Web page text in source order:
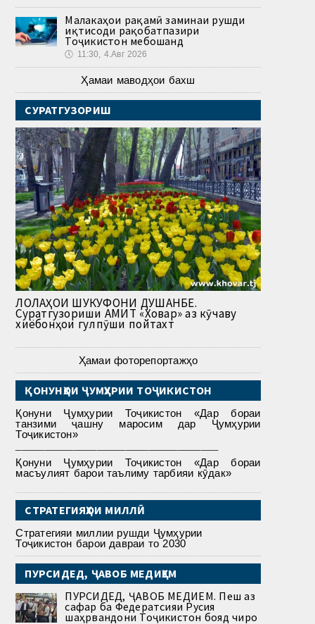
Малакаҳои рақамӣ заминаи рушди
иқтисоди рақобатпазири
Тоҷикистон мебошанд
🕔 11:30, 4.Авг 2026
Ҳамаи маводҳои бахш
СУРАТГУЗОРИШ
ЛОЛАҲОИ ШУКУФОНИ ДУШАНБЕ.
Суратгузориши АМИТ «Ховар» аз кӯчаву
хиёбонҳои гулпӯши пойтахт
Ҳамаи фоторепортажҳо
ҚОНУНҲОИ ҶУМҲУРИИ ТОҶИКИСТОН
Қонуни Ҷумҳурии Тоҷикистон «Дар бораи
танзими ҷашну маросим дар Ҷумҳурии
Тоҷикистон»
Қонуни Ҷумҳурии Тоҷикистон «Дар бораи
масъулият барои таълиму тарбияи кӯдак»
СТРАТЕГИЯҲОИ МИЛЛӢ
Стратегияи миллии рушди Ҷумҳурии
Тоҷикистон барои давраи то 2030
ПУРСИДЕД, ҶАВОБ МЕДИҲЕМ
ПУРСИДЕД, ҶАВОБ МЕДИҲЕМ. Пеш аз
сафар ба Федератсияи Русия
шаҳрвандони Тоҷикистон бояд чиро